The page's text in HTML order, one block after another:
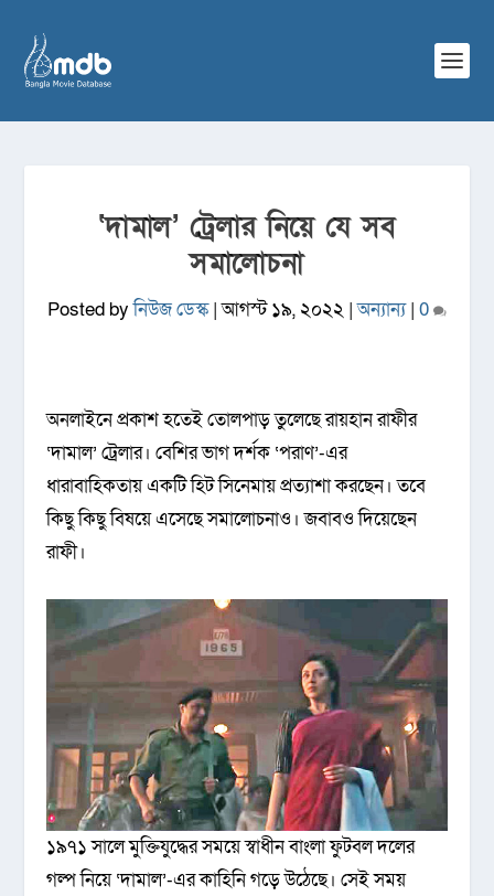
‘দামাল’ ট্রেলার নিয়ে যে সব
সমালোচনা
Posted byনিউজ ডেস্ক|আগস্ট ১৯, ২০২২ |অন্যান্য| 0
অনলাইনে প্রকাশ হতেই তোলপাড় তুলেছে রায়হান রাফীর
‘দামাল’ ট্রেলার। বেশির ভাগ দর্শক ‘পরাণ’-এর
ধারাবাহিকতায় একটি হিট সিনেমায় প্রত্যাশা করছেন। তবে
কিছু কিছু বিষয়ে এসেছে সমালোচনাও। জবাবও দিয়েছেন
রাফী।
১৯৭১ সালে মুক্তিযুদ্ধের সময়ে স্বাধীন বাংলা ফুটবল দলের
গল্প নিয়ে ‘দামাল’-এর কাহিনি গড়ে উঠেছে। সেই সময়